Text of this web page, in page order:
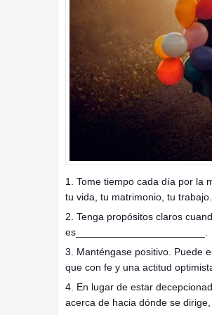
1. Tome tiempo cada día por la
tu vida, tu matrimonio, tu
2. Tenga propósitos claros
es_______________________.
3. Manténgase positivo. Puede
que con fe y una actitud
4. En lugar de estar
acerca de hacia dónde se